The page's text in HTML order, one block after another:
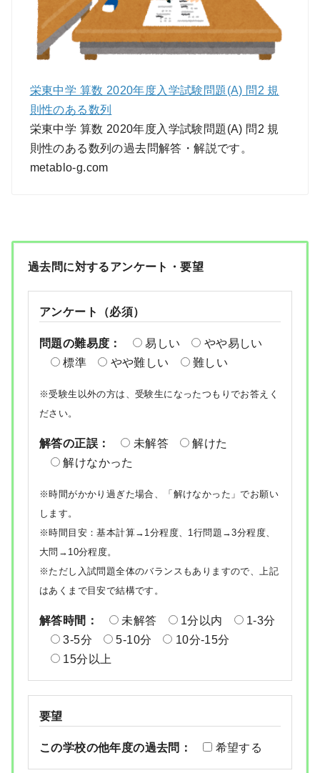
栄東中学 算数 2020年度入学試験問題(A) 問2 規
則性のある数列
栄東中学 算数 2020年度入学試験問題(A) 問2 規
則性のある数列の過去問解答・解説です。
metablo-g.com
過去問に対するアンケート・要望
アンケート（必須）
問題の難易度： 易しい
やや易しい
標準
やや難しい 難しい
※受験生以外の方は、受験生になったつもりでお答えく
ださい。
解答の正誤： 未解答
解けた
解けなかった
※時間がかかり過ぎた場合、「解けなかった」でお願い
します。
※時間目安：基本計算→1分程度、1行問題→3分程度、
大問→10分程度。
※ただし入試問題全体のバランスもありますので、上記
はあくまで目安で結構です。
解答時間： 未解答 1分以内
1-3分
3-5分
5-10分
10分-15分
15分以上
要望
この学校の他年度の過去問： 希望する